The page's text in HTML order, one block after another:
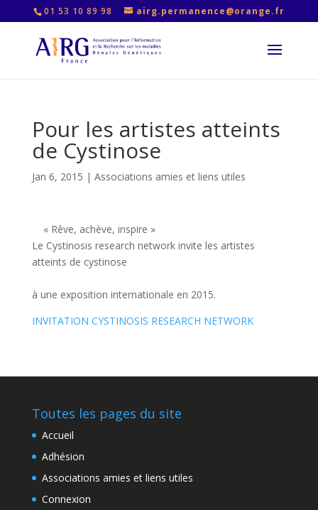
01 53 10 89 98 airg.permanence@orange.fr
Pour les artistes atteints
de Cystinose
Jan 6, 2015 | Associations amies et liens utiles
« Rêve, achève, inspire »
Le Cystinosis research network invite les artistes
atteints de cystinose
à une exposition internationale en 2015.
INVITATION CYSTINOSIS RESEARCH NETWORK
Toutes les pages du site
Accueil
Adhésion
Associations amies et liens utiles
Connexion